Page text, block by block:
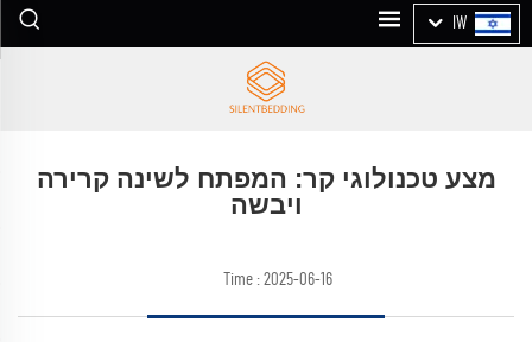
IW
מצע טכנולוגי קר: המפתח לשינה קרירה
ויבשה
Time : 2025-06-16